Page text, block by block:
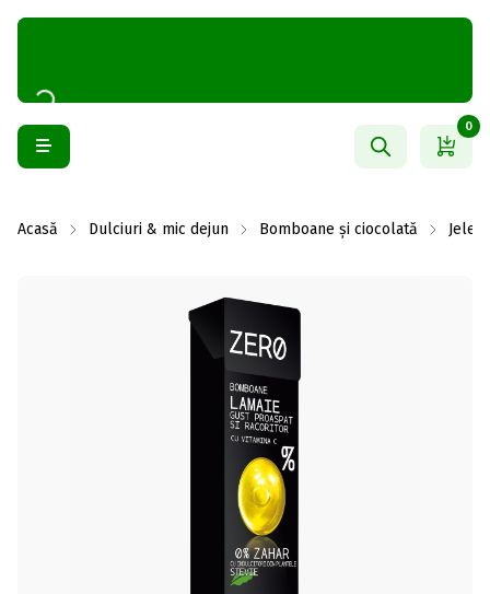
0
Acasă Dulciuri & mic dejun Bomboane și ciocolată